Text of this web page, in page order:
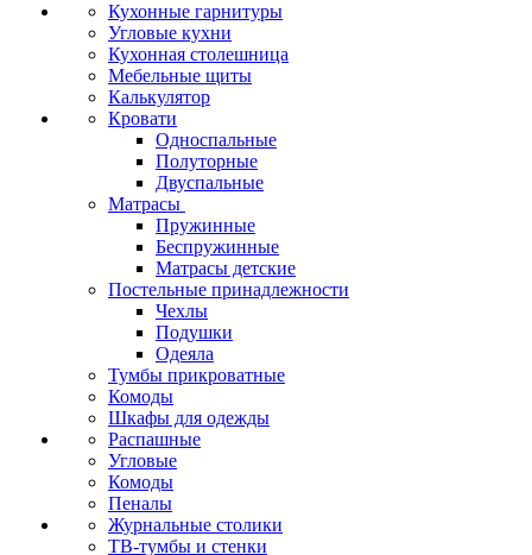
Кухонные гарнитуры
Угловые кухни
Кухонная столешница
Мебельные щиты
Калькулятор
Кровати
Односпальные
Полуторные
Двуспальные
Матрасы
Пружинные
Беспружинные
Матрасы детские
Постельные принадлежности
Чехлы
Подушки
Одеяла
Тумбы прикроватные
Комоды
Шкафы для одежды
Распашные
Угловые
Комоды
Пеналы
Журнальные столики
ТВ‑тумбы и стенки